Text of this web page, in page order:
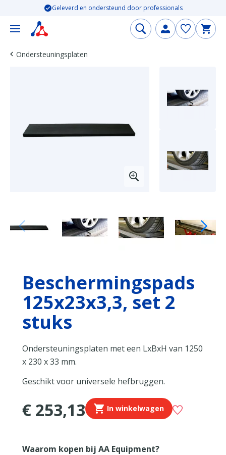
Geleverd en ondersteund door professionals
Ondersteuningsplaten
Bescher­mingspads
125x23x3,3, set 2
stuks
Ondersteuningsplaten met een LxBxH van 1250
x 230 x 33 mm.
Geschikt voor universele hefbruggen.
€ 253,13 In winkelwagen
Waarom kopen bij AA Equipment?